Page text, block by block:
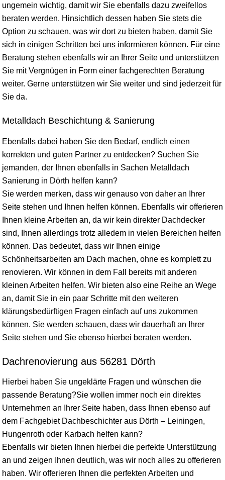
ungemein wichtig, damit wir Sie ebenfalls dazu zweifellos
beraten werden. Hinsichtlich dessen haben Sie stets die
Option zu schauen, was wir dort zu bieten haben, damit Sie
sich in einigen Schritten bei uns informieren können. Für eine
Beratung stehen ebenfalls wir an Ihrer Seite und unterstützen
Sie mit Vergnügen in Form einer fachgerechten Beratung
weiter. Gerne unterstützen wir Sie weiter und sind jederzeit für
Sie da.
Metalldach Beschichtung & Sanierung
Ebenfalls dabei haben Sie den Bedarf, endlich einen
korrekten und guten Partner zu entdecken? Suchen Sie
jemanden, der Ihnen ebenfalls in Sachen Metalldach
Sanierung in Dörth helfen kann?
Sie werden merken, dass wir genauso von daher an Ihrer
Seite stehen und Ihnen helfen können. Ebenfalls wir offerieren
Ihnen kleine Arbeiten an, da wir kein direkter Dachdecker
sind, Ihnen allerdings trotz alledem in vielen Bereichen helfen
können. Das bedeutet, dass wir Ihnen einige
Schönheitsarbeiten am Dach machen, ohne es komplett zu
renovieren. Wir können in dem Fall bereits mit anderen
kleinen Arbeiten helfen. Wir bieten also eine Reihe an Wege
an, damit Sie in ein paar Schritte mit den weiteren
klärungsbedürftigen Fragen einfach auf uns zukommen
können. Sie werden schauen, dass wir dauerhaft an Ihrer
Seite stehen und Sie ebenso hierbei beraten werden.
Dachrenovierung aus 56281 Dörth
Hierbei haben Sie ungeklärte Fragen und wünschen die
passende Beratung?Sie wollen immer noch ein direktes
Unternehmen an Ihrer Seite haben, dass Ihnen ebenso auf
dem Fachgebiet Dachbeschichter aus Dörth – Leiningen,
Hungenroth oder Karbach helfen kann?
Ebenfalls wir bieten Ihnen hierbei die perfekte Unterstützung
an und zeigen Ihnen deutlich, was wir noch alles zu offerieren
haben. Wir offerieren Ihnen die perfekten Arbeiten und